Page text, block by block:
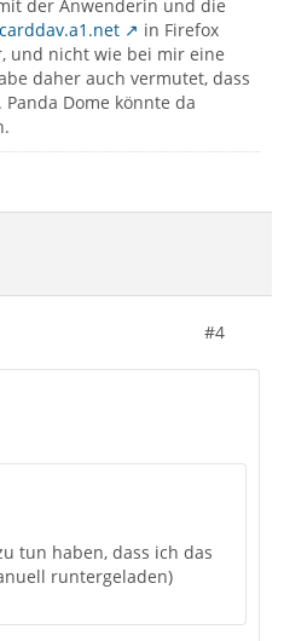
der Anwenderin und die
in Firefox
und nicht wie bei mir eine
daher auch vermutet, dass
Dome könnte da
#4
tun haben, dass ich das
runtergeladen)